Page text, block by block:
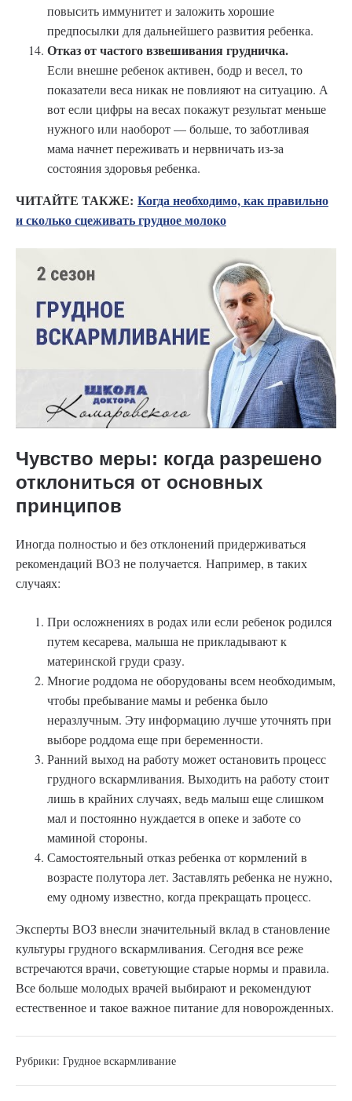
повысить иммунитет и заложить хорошие
предпосылки для дальнейшего развития ребенка.
Отказ от частого взвешивания грудничка.
Если внешне ребенок активен, бодр и весел, то
показатели веса никак не повлияют на ситуацию. А
вот если цифры на весах покажут результат меньше
нужного или наоборот — больше, то заботливая
мама начнет переживать и нервничать из-за
состояния здоровья ребенка.
ЧИТАЙТЕ ТАКЖЕ: Когда необходимо, как правильно
и сколько сцеживать грудное молоко
Чувство меры: когда разрешено
отклониться от основных
принципов
Иногда полностью и без отклонений придерживаться
рекомендаций ВОЗ не получается. Например, в таких
случаях:
При осложнениях в родах или если ребенок родился
путем кесарева, малыша не прикладывают к
материнской груди сразу.
Многие роддома не оборудованы всем необходимым,
чтобы пребывание мамы и ребенка было
неразлучным. Эту информацию лучше уточнять при
выборе роддома еще при беременности.
Ранний выход на работу может остановить процесс
грудного вскармливания. Выходить на работу стоит
лишь в крайних случаях, ведь малыш еще слишком
мал и постоянно нуждается в опеке и заботе со
маминой стороны.
Самостоятельный отказ ребенка от кормлений в
возрасте полутора лет. Заставлять ребенка не нужно,
ему одному известно, когда прекращать процесс.
Эксперты ВОЗ внесли значительный вклад в становление
культуры грудного вскармливания. Сегодня все реже
встречаются врачи, советующие старые нормы и правила.
Все больше молодых врачей выбирают и рекомендуют
естественное и такое важное питание для новорожденных.
Рубрики: Грудное вскармливание